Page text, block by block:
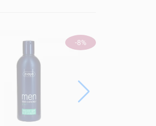
-8%